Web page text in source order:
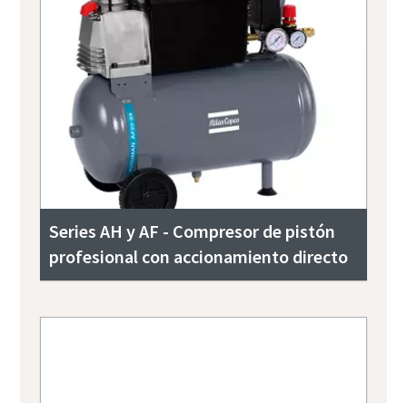
Series AH y AF - Compresor de pistón
profesional con accionamiento directo